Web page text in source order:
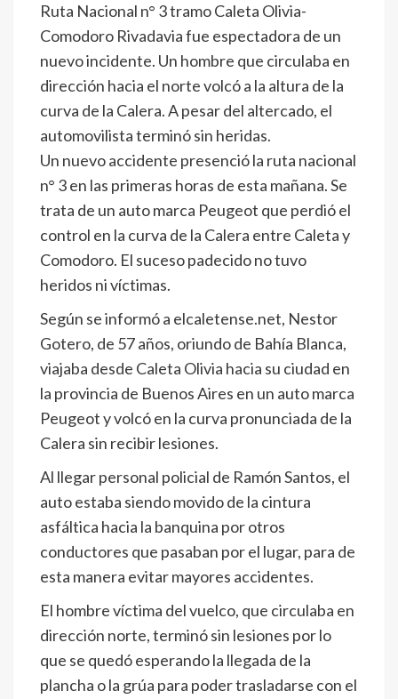
Ruta Nacional n° 3 tramo Caleta Olivia-
Comodoro Rivadavia fue espectadora de un
nuevo incidente. Un hombre que circulaba en
dirección hacia el norte volcó a la altura de la
curva de la Calera. A pesar del altercado, el
automovilista terminó sin heridas.
Un nuevo accidente presenció la ruta nacional
n° 3 en las primeras horas de esta mañana. Se
trata de un auto marca Peugeot que perdió el
control en la curva de la Calera entre Caleta y
Comodoro. El suceso padecido no tuvo
heridos ni víctimas.
Según se informó a elcaletense.net, Nestor
Gotero, de 57 años, oriundo de Bahía Blanca,
viajaba desde Caleta Olivia hacia su ciudad en
la provincia de Buenos Aires en un auto marca
Peugeot y volcó en la curva pronunciada de la
Calera sin recibir lesiones.
Al llegar personal policial de Ramón Santos, el
auto estaba siendo movido de la cintura
asfáltica hacia la banquina por otros
conductores que pasaban por el lugar, para de
esta manera evitar mayores accidentes.
El hombre víctima del vuelco, que circulaba en
dirección norte, terminó sin lesiones por lo
que se quedó esperando la llegada de la
plancha o la grúa para poder trasladarse con el